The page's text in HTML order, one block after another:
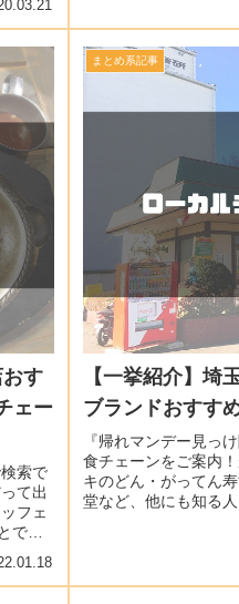
おす
ェー
索で
て出
フェ
で、
まとめ系記事
【一挙紹介】埼
ブランドおすす
『帰れマンデー見っ
食チェーンをご案内
キのどん・がってん
堂など、他にも知る